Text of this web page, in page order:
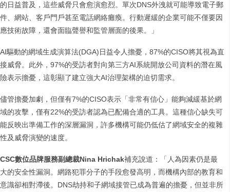
的日益普及，這些威脅只會愈演愈烈。單次DNS外洩就可能導致電子郵
件、網站、客戶門戶甚至電話網絡癱瘓。行動遲緩的企業可能不僅要因
應技術故障，還會面臨聲譽和監管層面的後果。」
AI驅動的網域生成演算法(DGA)日益令人擔憂，87%的CISO將其視為直
接威脅。此外，97%的受訪者對向第三方AI系統開放公司資料的潛在風
險表示擔憂，這彰顯了建立強大AI治理架構的迫切需求。
儘管擔憂加劇，但僅有7%的CISO表示「非常有信心」能夠減緩基於網
域的攻擊，僅有22%的受訪者認為已配備合適的工具。這種信心缺失可
能反映出準備工作的深層漏洞，許多機構可能仍低估了網域安全的複雜
性及威脅演變的速度。
CSC數位品牌服務副總裁Nina Hrichak補充說道：「人為因素仍是最
大的安全性漏洞。網路犯罪分子的手段愈發高明，而機構內部的教育和
意識卻相對滯後。DNS劫持和子網域接管已成為普遍的擔憂，但並非所